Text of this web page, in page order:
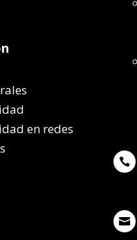
en redes

